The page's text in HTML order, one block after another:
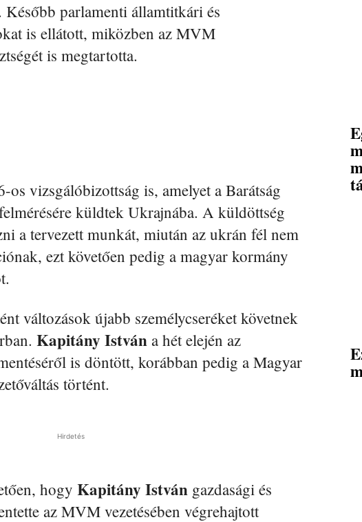
parlamenti államtitkári és
is ellátott, miközben az MVM
is megtartotta.
os vizsgálóbizottság is, amelyet a Barátság
küldtek Ukrajnába. A küldöttség
a tervezett munkát, miután az ukrán fél nem
ezt követően pedig a magyar kormány
változások újabb személycseréket követnek
Kapitány István a hét elején az
is döntött, korábban pedig a Magyar
történt.
Hirdetés
hogy Kapitány István gazdasági és
az MVM vezetésében végrehajtott